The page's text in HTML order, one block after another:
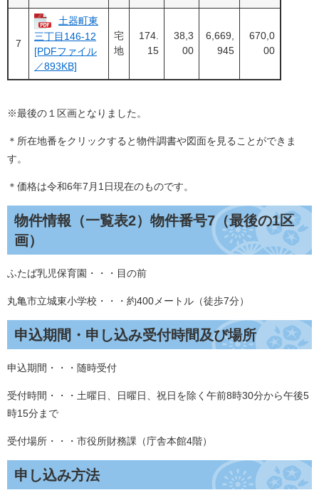
7
土器町東
三丁目146-12
[PDFファイル
／893KB]
宅
地
174.
15
38,3
00
6,669,
945
670,0
00
※最後の１区画となりました。
＊所在地番をクリックすると物件調書や図面を見ることができま
す。
＊価格は令和6年7月1日現在のものです。
物件情報（一覧表2）物件番号7（最後の1区
画）
ふたば乳児保育園・・・目の前
丸亀市立城東小学校・・・約400メートル（徒歩7分）
申込期間・申し込み受付時間及び場所
申込期間・・・随時受付
受付時間・・・土曜日、日曜日、祝日を除く午前8時30分から午後5
時15分まで
受付場所・・・市役所財務課（庁舎本館4階）
申し込み方法